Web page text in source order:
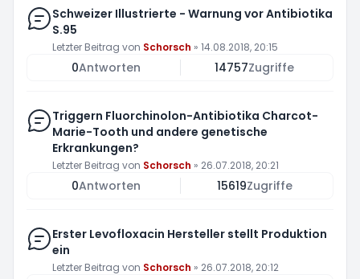
Schweizer Illustrierte - Warnung vor Antibiotika
S.95
Letzter Beitrag von Schorsch » 14.08.2018, 20:15
0Antworten 14757Zugriffe
Triggern Fluorchinolon-Antibiotika Charcot-
Marie-Tooth und andere genetische
Erkrankungen?
Letzter Beitrag von Schorsch » 26.07.2018, 20:21
0Antworten 15619Zugriffe
Erster Levofloxacin Hersteller stellt Produktion
ein
Letzter Beitrag von Schorsch » 26.07.2018, 20:12